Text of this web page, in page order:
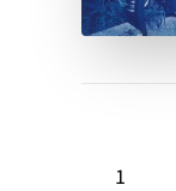
1